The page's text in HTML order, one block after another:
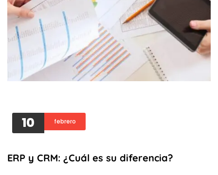
10 febrero
ERP y CRM: ¿Cuál es su diferencia?